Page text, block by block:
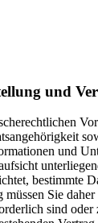
und
und
bestimmte
müssen Sie
sind